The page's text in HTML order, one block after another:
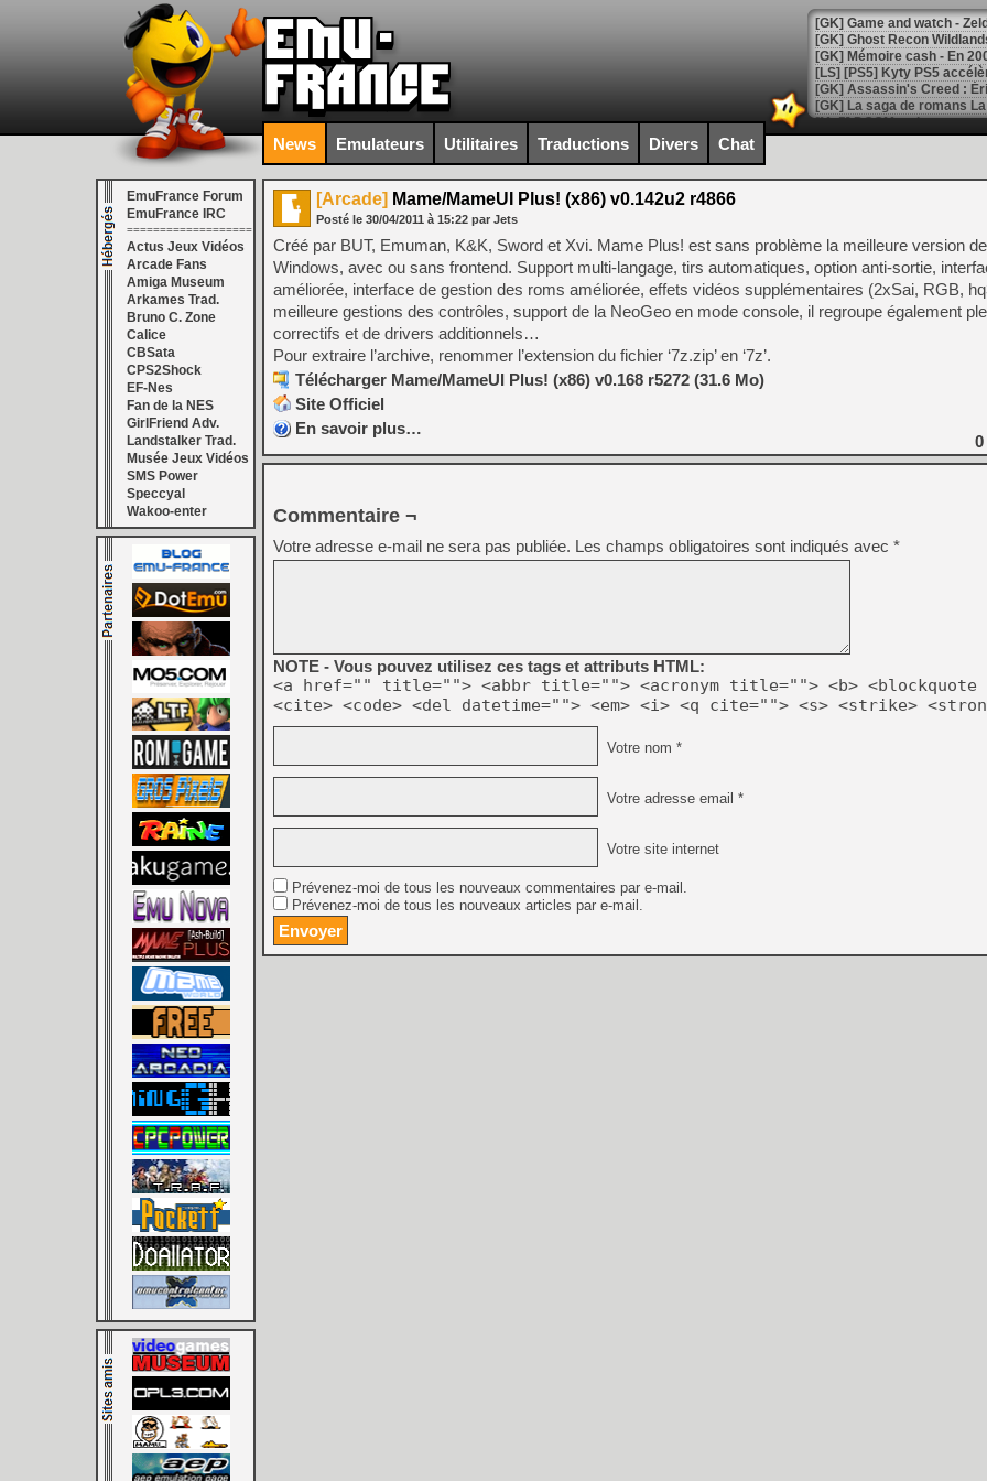
[Mo5] DOOM arrive en
[GK] Bethesda fête les 30
[GK] Roblox : l'action en
[GK] Agenda - GeForce
[GK] Devolver Digital en a
[LS] [PS5] ps5-y2jb-
[GK] Pourquoi Marvel
[GK] Test : Restory : Chill
[GK] GTA 6 : Rockstar
[GK] Hot Wheels Infinite
[GK] Mémoire cash -
[GK] Résultats Nintendo :
[GK] Déjà des
[Mo5] Brickboy cherche à
[GK] Minecraft et ses «
[GK] Beast of
[GK] Ubisoft : fin de partie
[GK] Mémoire cash -
[GK] Dan Houser (GTA)
[GK] Comment EA Sports
[GK] Crimson Moon : un
[GK] Isle of Reveries : le
[GK] Moonlighter 2 : The
[GK] Capcom relance
[Mo5] Deux inédits du
[GK] Le beat'em up The
[GK] Endless Legend 2 :
[LS] [PS5] Premiers
News Emulateurs Utilitaires Traductions Divers Chat
EmuFrance Forum
EmuFrance IRC
===================
Actus Jeux Vidéos
Arcade Fans
Amiga Museum
Arkames Trad.
Bruno C. Zone
Calice
CBSata
CPS2Shock
EF-Nes
Fan de la NES
GirlFriend Adv.
Landstalker Trad.
Musée Jeux Vidéos
SMS Power
Speccyal
Wakoo-enter
[Arcade] Mame/MameUI Plus! (x86) v0.142u2 r4866
Posté le 30/04/2011 à 15:22 par Jets
Créé par BUT, Emuman, K&K, Sword et Xvi. Mame Plus! est sans problème la meilleure version
Windows, avec ou sans frontend. Support multi-langage, tirs automatiques, option anti-sortie,
améliorée, interface de gestion des roms améliorée, effets vidéos supplémentaires (2xSai, RGB,
meilleure gestions des contrôles, support de la NeoGeo en mode console, il regroupe également
correctifs et de drivers additionnels…
Pour extraire l’archive, renommer l’extension du fichier ‘7z.zip’ en ‘7z’.
Télécharger Mame/MameUI Plus! (x86) v0.168 r5272 (31.6 Mo)
Site Officiel
En savoir plus…
0
Commentaire ¬
Votre adresse e-mail ne sera pas publiée. Les champs obligatoires sont indiqués avec *
NOTE - Vous pouvez utilisez ces tags et attributs HTML:
<a href="" title=""> <abbr title=""> <acronym title=""> <b> <blockquote
<cite> <code> <del datetime=""> <em> <i> <q cite=""> <s> <strike>
Votre nom *
Votre adresse email *
Votre site internet
Prévenez-moi de tous les nouveaux commentaires par e-mail.
Prévenez-moi de tous les nouveaux articles par e-mail.